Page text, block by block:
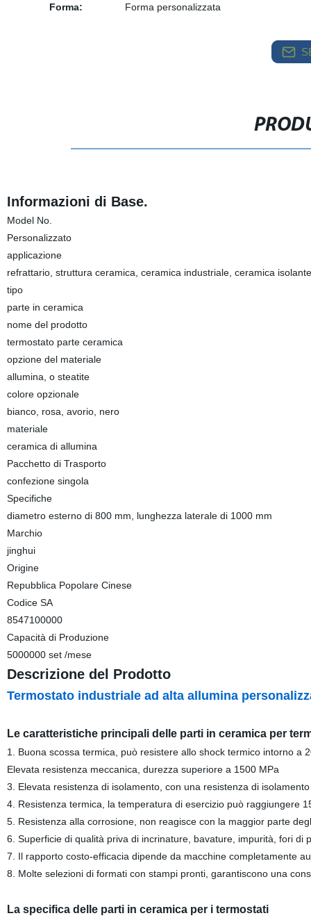
Forma:
Forma personalizzata
Informazioni di Base.
Model No.
Personalizzato
applicazione
refrattario, struttura ceramica, ceramica industriale, ceramica isolante
tipo
parte in ceramica
nome del prodotto
termostato parte ceramica
opzione del materiale
allumina, o steatite
colore opzionale
bianco, rosa, avorio, nero
materiale
ceramica di allumina
Pacchetto di Trasporto
confezione singola
Specifiche
diametro esterno di 800 mm, lunghezza laterale di 1000 mm
Marchio
jinghui
Origine
Repubblica Popolare Cinese
Codice SA
8547100000
Capacità di Produzione
5000000 set /mese
Descrizione del Prodotto
Termostato industriale ad alta allumina
Le caratteristiche principali delle parti in ceramica per
1. Buona scossa termica, può resistere allo shock termico intorno a
Elevata resistenza meccanica, durezza superiore a 1500 MPa
3. Elevata resistenza di isolamento, con una resistenza di
4. Resistenza termica, la temperatura di esercizio può raggiungere
5. Resistenza alla corrosione, non reagisce con la maggior parte
6. Superficie di qualità priva di incrinature, bavature, impurità, fori di
7. Il rapporto costo-efficacia dipende da macchine completamente
8. Molte selezioni di formati con stampi pronti, garantiscono una
La specifica delle parti in ceramica per i termostati